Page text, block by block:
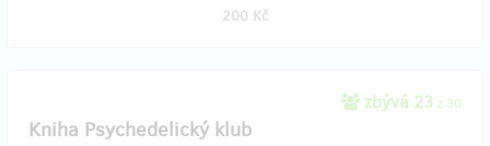
200 Kč
zbývá 23 z 30
Kniha Psychedelický klub